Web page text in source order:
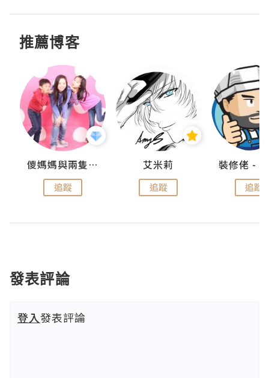
推薦博客
儍媽媽與兩隻小魔怪之家
追蹤
艾米莉
追蹤 追蹤
發表評論
登入發表評論